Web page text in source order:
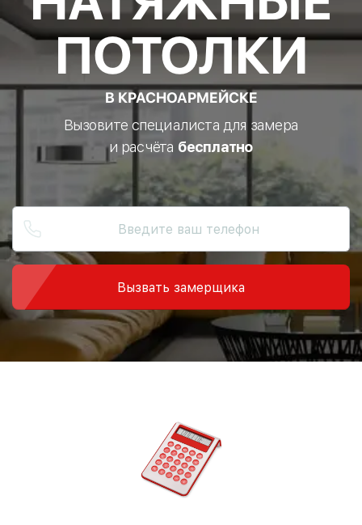
ПОТОЛКИ
В КРАСНОАРМЕЙСКЕ
Вызовите специалиста для замера
и расчёта бесплатно
Вызвать замерщика